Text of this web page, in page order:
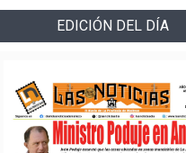
EDICIÓN DEL DÍA